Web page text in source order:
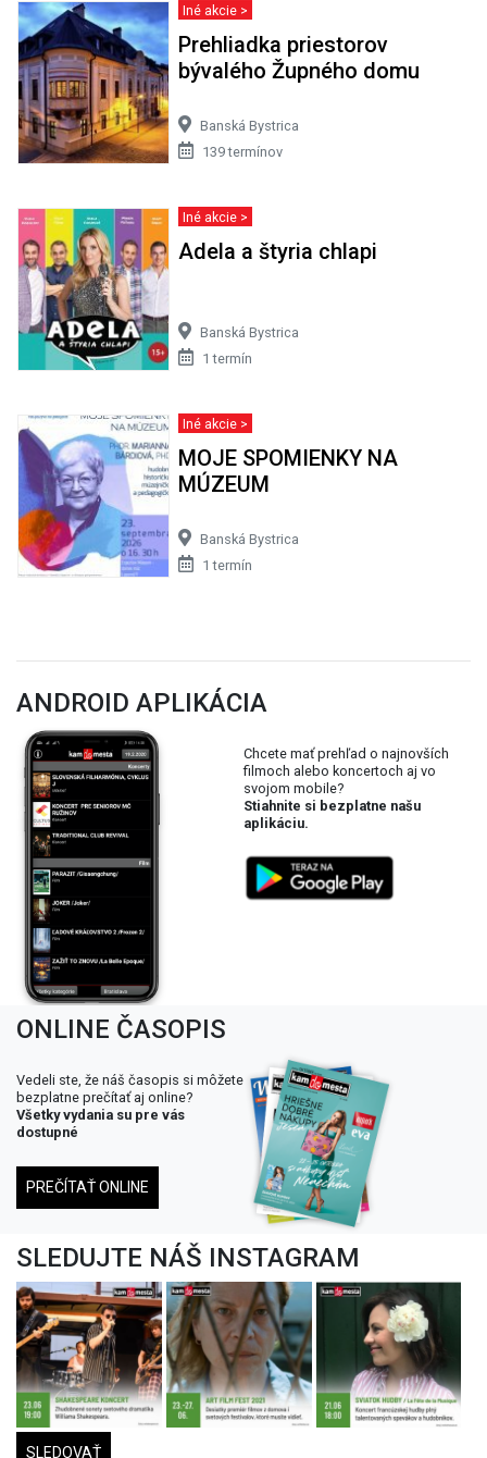
Iné akcie >
Prehliadka priestorov
bývalého Župného domu
Banská Bystrica
139 termínov
Iné akcie >
Adela a štyria chlapi
Banská Bystrica
1 termín
Iné akcie >
MOJE SPOMIENKY NA
MÚZEUM
Banská Bystrica
1 termín
ANDROID APLIKÁCIA
Chcete mať prehľad o najnovších
filmoch alebo koncertoch aj vo
svojom mobile?
Stiahnite si bezplatne našu
aplikáciu.
ONLINE ČASOPIS
Vedeli ste, že náš časopis si môžete
bezplatne prečítať aj online?
Všetky vydania su pre vás
dostupné
PREČÍTAŤ ONLINE
SLEDUJTE NÁŠ INSTAGRAM
SLEDOVAŤ